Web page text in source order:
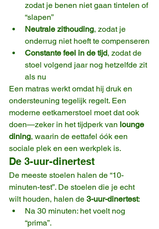
zodat je benen niet gaan tintelen of
“slapen”
Neutrale zithouding, zodat je
onderrug niet hoeft te compenseren
Constante feel in de tijd, zodat de
stoel volgend jaar nog hetzelfde zit
als nu
Een matras werkt omdat hij druk en
ondersteuning tegelijk regelt. Een
moderne eetkamerstoel moet dat ook
doen—zeker in het tijdperk van lounge
dining, waarin de eettafel óók een
sociale plek en een werkplek is.
De 3-uur-dinertest
De meeste stoelen halen de “10-
minuten-test”. De stoelen die je echt
wilt houden, halen de 3-uur-dinertest:
Na 30 minuten: het voelt nog
“prima”.